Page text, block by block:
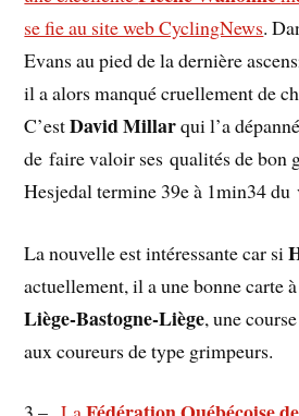
se fie au site web CyclingNews.
Evans au pied de la dernière
il a alors manqué cruellement de
C’estDavid Millarqui l’a
de faire valoir ses qualités de bon
Hesjedal termine 39e à 1min34 du
La nouvelle est intéressante car si
actuellement, il a une bonne carte
Liège-Bastogne-Liège, une
aux coureurs de type grimpeurs.